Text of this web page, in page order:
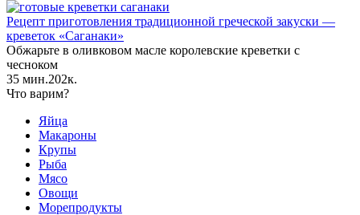
Рецепт приготовления традиционной греческой закуски —
креветок «Саганаки»
Обжарьте в оливковом масле королевские креветки с
чесноком
35 мин.202к.
Что варим?
Яйца
Макароны
Крупы
Рыба
Мясо
Овощи
Морепродукты